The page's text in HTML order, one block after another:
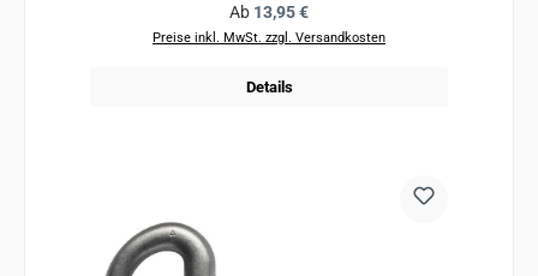
Regulärer Preis:
Ab 13,95 €
Preise inkl. MwSt. zzgl. Versandkosten
Details